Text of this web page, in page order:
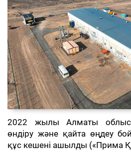
2022 жылы Алматы
өндіру және қайта өңдеу
құс кешені ашылды («Прима